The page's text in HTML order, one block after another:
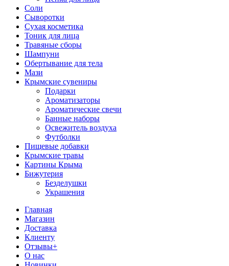
Соли
Сыворотки
Сухая косметика
Тоник для лица
Травяные сборы
Шампуни
Обертывание для тела
Мази
Крымские сувениры
Подарки
Ароматизаторы
Ароматические свечи
Банные наборы
Освежитель воздуха
Футболки
Пищевые добавки
Крымские травы
Картины Крыма
Бижутерия
Безделушки
Украшения
Главная
Магазин
Доставка
Клиенту
Отзывы+
О нас